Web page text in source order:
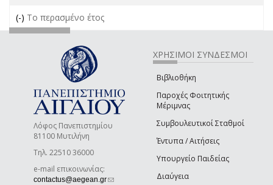
(-) Remove Το περασμένο έτος filter
Το περασμένο έτος
Λόφος Πανεπιστημίου
81100 Μυτιλήνη
Τηλ. 22510 36000
e-mail επικοινωνίας:
contactus@aegean.gr(link sends e-mail)
ΧΡΗΣΙΜΟΙ ΣΥΝΔΕΣΜΟΙ
Βιβλιοθήκη
Παροχές Φοιτητικής
Μέριμνας
Συμβουλευτικοί Σταθμοί
Έντυπα / Αιτήσεις
Υπουργείο Παιδείας
Διαύγεια